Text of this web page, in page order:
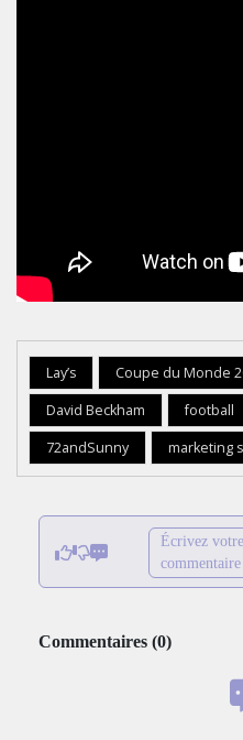
Lay’s Coupe du Monde
David Beckham
football
72andSunny
marketing
Écrivez votre
commentaire
Commentaires (0)